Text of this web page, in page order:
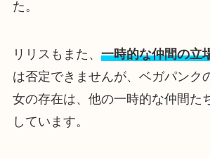
た。
リリスもまた、 一時的な仲間の立
は否定できませんが、ベガパンク
女の存在は、他の一時的な仲間た
しています。